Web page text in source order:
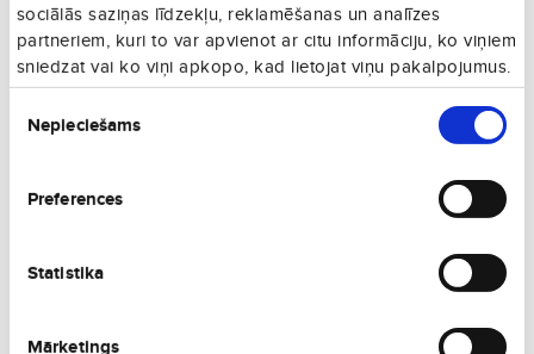
sociālās saziņas līdzekļu, reklamēšanas un analīzes
partneriem, kuri to var apvienot ar citu informāciju, ko viņiem
sniedzat vai ko viņi apkopo, kad lietojat viņu pakalpojumus.
izvēle
Nepieciešams
Preferences
Statistika
Mārketings
18. 08., O
Vienā virzienā
€195
Vienā virzienā
€196
€218
12. 08., T €276
Vienā virzienā
09. 08., Sv €341